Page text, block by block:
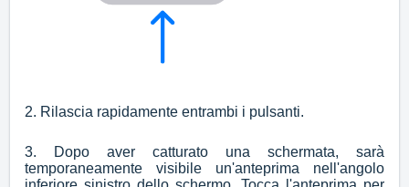
2. Rilascia rapidamente entrambi i pulsanti.
3. Dopo aver catturato una schermata, sarà
temporaneamente visibile un'anteprima nell'angolo